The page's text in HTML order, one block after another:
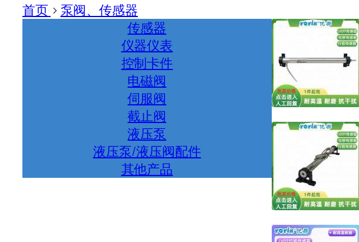
首页 > 泵阀、传感器
传感器
仪器仪表
控制卡件
电磁阀
伺服阀
截止阀
液压泵
液压泵/液压阀配件
其他产品